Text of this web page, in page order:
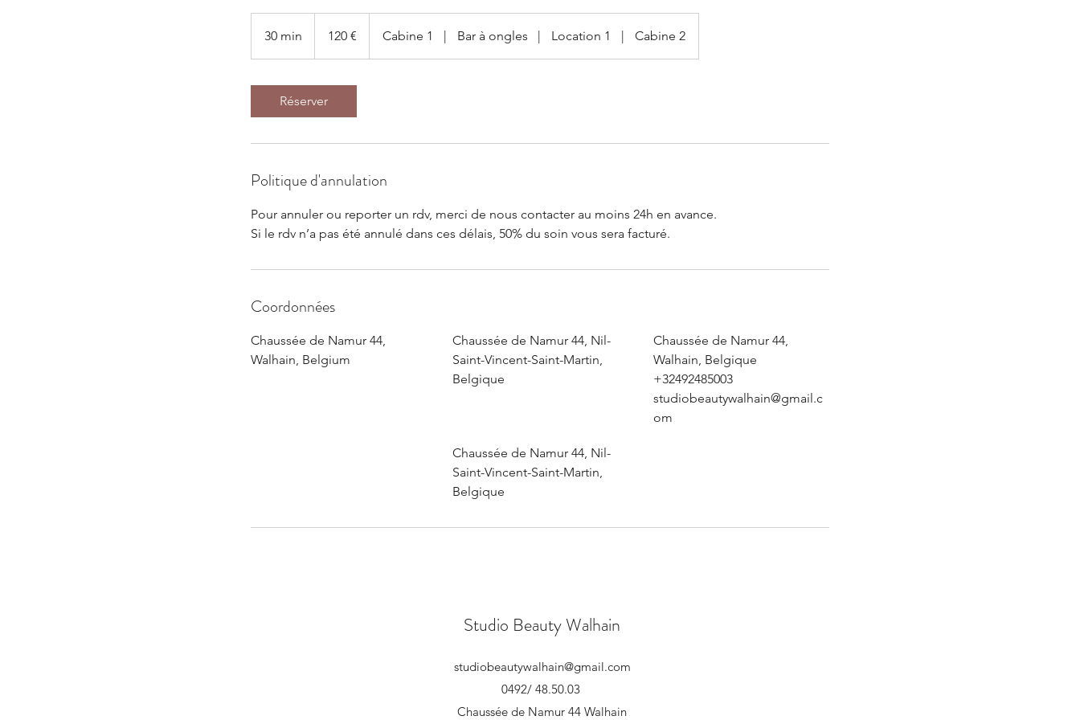
30 min
0
120 € Cabine 1 Bar à ongles Location 1 Cabine 2
Réserver
Politique d'annulation
Pour annuler ou reporter un rdv, merci de nous contacter au moins 24h en avance.
Si le rdv n’a pas été annulé dans ces délais, 50% du soin vous sera facturé.
Coordonnées
Chaussée de Namur 44,
Walhain, Belgium
Chaussée de Namur 44, Nil-
Saint-Vincent-Saint-Martin,
Belgique
Chaussée de Namur 44,
Walhain, Belgique
+32492485003
studiobeautywalhain@gmail.c
om
Chaussée de Namur 44, Nil-
Saint-Vincent-Saint-Martin,
Belgique
Studio Beauty Walhain
studiobeautywalhain@gmail.com
0492/ 48.50.03
Chaussée de Namur 44 Walhain